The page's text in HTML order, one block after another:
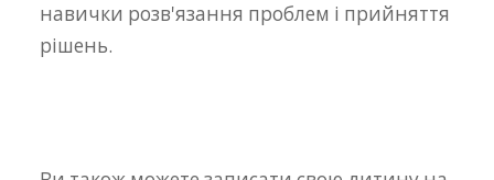
навички розв'язання проблем і прийняття
рішень.